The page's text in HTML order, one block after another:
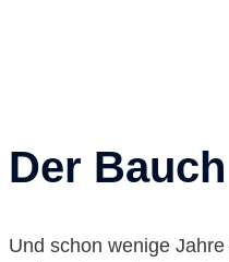
Der
Und schon wenige